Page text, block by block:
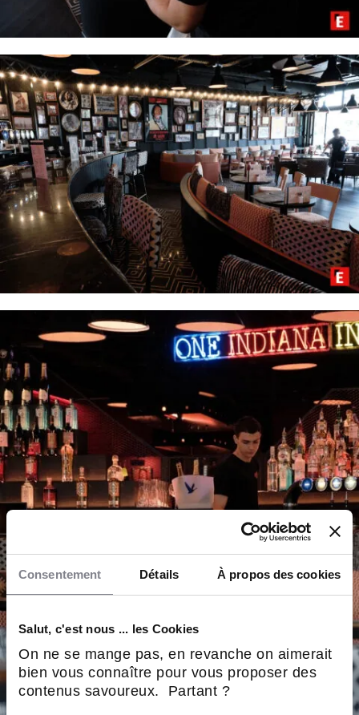
Consentement Détails À propos des cookies
Salut, c'est nous ... les Cookies
On ne se mange pas, en revanche on aimerait
bien vous connaître pour vous proposer des
contenus savoureux. Partant ?